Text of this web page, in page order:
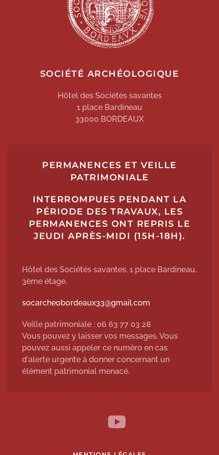
SOCIÉTÉ ARCHÉOLOGIQUE
Hôtel des Sociétés savantes
1 place Bardineau
33000 BORDEAUX
PERMANENCES ET VEILLE
PATRIMONIALE
INTERROMPUES PENDANT LA
PÉRIODE DES TRAVAUX, LES
PERMANENCES ONT REPRIS LE
JEUDI APRÈS-MIDI (15H-18H).
Hôtel des Sociétés savantes, 1 place Bardineau,
3ème étage.
socarcheobordeaux33@gmail.com
Veille patrimoniale : 06 63 77 03 28
Vous pouvez y laisser vos messages. Vous
pouvez aussi appeler ce numéro en cas
d'alerte urgente à donner concernant un
élément patrimonial menacé.